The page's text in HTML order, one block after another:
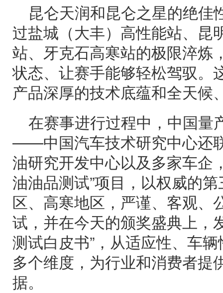
昆仑天润和昆仑之星的绝佳
过盐城（大丰）高性能站、昆
站、牙克石高寒站的极限淬炼
状态、让赛手能够轻松驾驭。
产品深厚的技术底蕴和全天候
在赛事进行过程中，中国量
——中国汽车技术研究中心还
油研究开发中心以及多家车企
油油品测试”项目，以权威的
区、高寒地区，严谨、客观、
试，并在今天的颁奖盛典上，
测试白皮书”，从适应性、车
多个维度，为行业和消费者提
据。